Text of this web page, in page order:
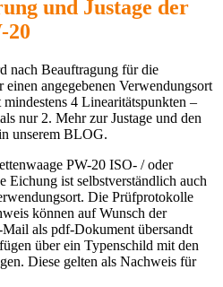
und Justage der
20
nach Beauftragung für die
einen angegebenen Verwendungsort
4 Linearitätspunkten –
nur 2. Mehr zur Justage und den
unserem BLOG.
PW-20 ISO- / oder
ist selbstverständlich auch
Die Prüfprotokolle
können auf Wunsch der
als pdf-Dokument übersandt
über ein Typenschild mit den
Diese gelten als Nachweis für